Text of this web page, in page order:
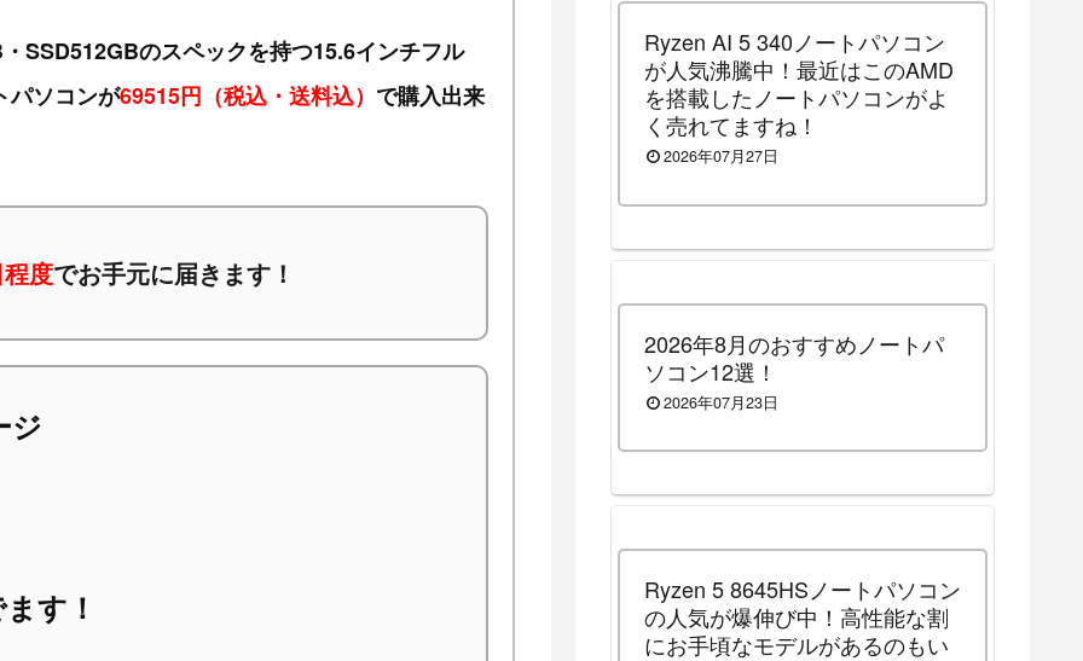
SSD512GBのスペックを持つ15.6インチフル
パソコンが69515円（税込・送料込） で購入出来
度でお手元に届きます！
ジ
す！
Ryzen AI 5 340ノートパソコン
が人気沸騰中！最近はこのAMD
を搭載したノートパソコンがよ
く売れてますね！
2026年07月27日
2026年8月のおすすめノートパ
ソコン12選！
2026年07月23日
Ryzen 5 8645HSノートパソコン
の人気が爆伸び中！高性能な割
にお手頃なモデルがあるのもい